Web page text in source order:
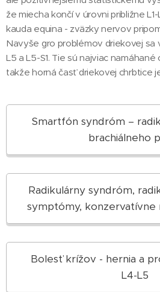
že miecha končí v úrovni približne
kauda equina - zväzky nervov
Navyše gro problémov driekovej sa
L5 a L5-S1. Tie sú najviac
takže horná časť driekovej chrbtice
Smartfón syndróm –
brachiálneho
Radikulárny syndróm,
symptómy, konzervatívne
Bolesť krížov - hernia a
L4-L5